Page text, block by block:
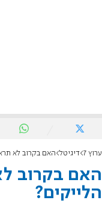
ערוץ 7 דיגיטל האם בקרוב לא
האם בקרוב
הלייקים?